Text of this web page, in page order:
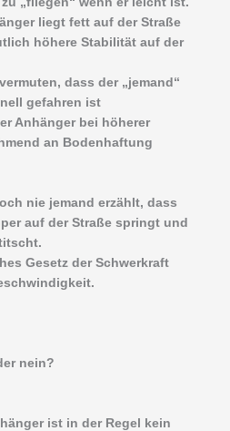
liegt fett auf der Straße
höhere Stabilität auf der
dass der „jemand“
gefahren ist
Anhänger bei höherer
an Bodenhaftung
nie jemand erzählt, dass
auf der Straße springt und
Gesetz der Schwerkraft
nein?
ist in der Regel kein